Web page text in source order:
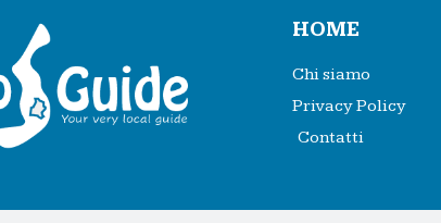
HOME
Chi siamo
Privacy Policy
Contatti